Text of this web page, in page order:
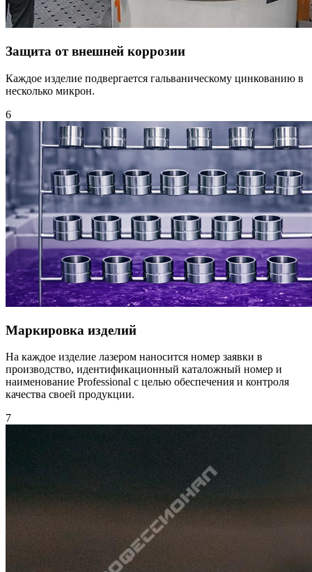
Защита от внешней коррозии
Каждое изделие подвергается гальваническому цинкованию в
несколько микрон.
6
Маркировка изделий
На каждое изделие лазером наносится номер заявки в
производство, идентификационный каталожный номер и
наименование Professional с целью обеспечения и контроля
качества своей продукции.
7